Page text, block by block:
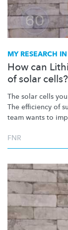
MY RESEARCH
How can
of solar cells?
The solar cells
The efficiency of
team wants to
FNR